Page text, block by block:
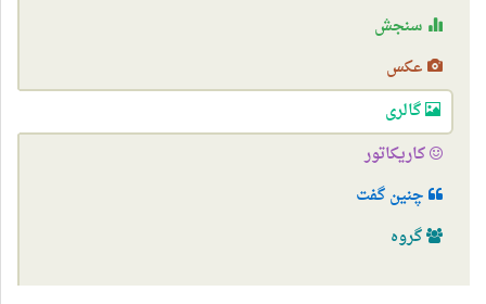
سنجش
عکس
گالری
کاریکاتور
چنین گفت
گروه